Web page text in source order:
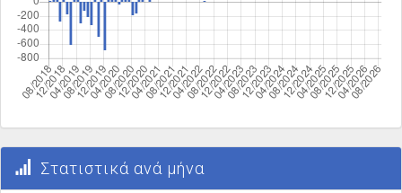
Στατιστικά ανά μήνα